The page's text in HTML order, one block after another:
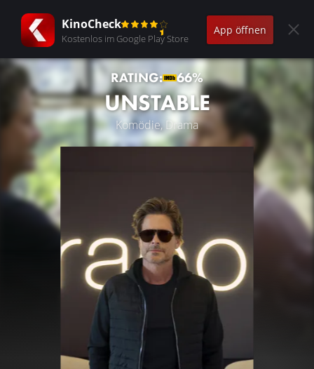
KinoCheck
Kostenlos im Google Play Store
App öffnen
RATING: 66%
UNSTABLE
Komödie, Drama